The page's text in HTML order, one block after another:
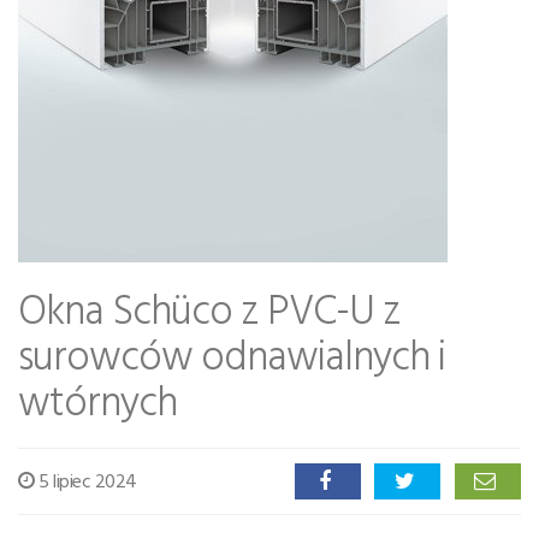
Okna Schüco z PVC-U z
surowców odnawialnych i
wtórnych
5 lipiec 2024